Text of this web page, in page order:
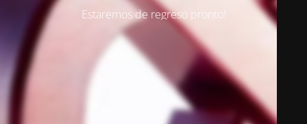
Estaremos de regreso pronto!